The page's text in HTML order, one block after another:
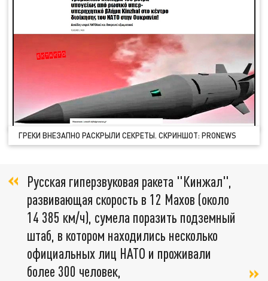
ГРЕКИ ВНЕЗАПНО РАСКРЫЛИ СЕКРЕТЫ. СКРИНШОТ: PRONEWS
Русская гиперзвуковая ракета "Кинжал",
развивающая скорость в 12 Махов (около
14 385 км/ч), сумела поразить подземный
штаб, в котором находились несколько
официальных лиц НАТО и проживали
более 300 человек,